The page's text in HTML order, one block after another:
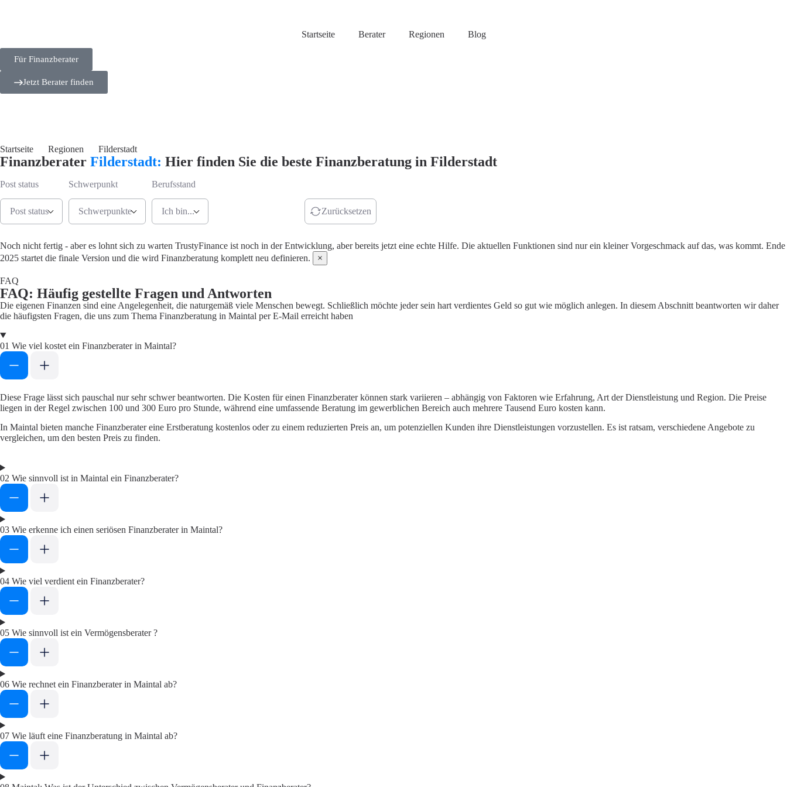
Startseite Berater Regionen Blog
Für Finanzberater
Jetzt Berater finden
Startseite Regionen Filderstadt
Finanzberater Filderstadt: Hier finden Sie die beste Finanzberatung in Filderstadt
Post status
Post status
Schwerpunkt
Schwerpunkte
Berufsstand
Ich bin... Zurücksetzen
Noch nicht fertig - aber es lohnt sich zu warten TrustyFinance ist noch in der Entwicklung, aber bereits jetzt eine echte Hilfe. Die aktuellen Funktionen sind nur ein kleiner Vorgeschmack auf das, was kommt. Ende
2025 startet die finale Version und die wird Finanzberatung komplett neu definieren.
×
FAQ
FAQ: Häufig gestellte Fragen und Antworten
Die eigenen Finanzen sind eine Angelegenheit, die naturgemäß viele Menschen bewegt. Schließlich möchte jeder sein hart verdientes Geld so gut wie möglich anlegen. In diesem Abschnitt beantworten wir daher
die häufigsten Fragen, die uns zum Thema Finanzberatung in Maintal per E-Mail erreicht haben
01 Wie viel kostet ein Finanzberater in Maintal?
Diese Frage lässt sich pauschal nur sehr schwer beantworten. Die Kosten für einen Finanzberater können stark variieren – abhängig von Faktoren wie Erfahrung, Art der Dienstleistung und Region. Die Preise
liegen in der Regel zwischen 100 und 300 Euro pro Stunde, während eine umfassende Beratung im gewerblichen Bereich auch mehrere Tausend Euro kosten kann.
In Maintal bieten manche Finanzberater eine Erstberatung kostenlos oder zu einem reduzierten Preis an, um potenziellen Kunden ihre Dienstleistungen vorzustellen. Es ist ratsam, verschiedene Angebote zu
vergleichen, um den besten Preis zu finden.
02 Wie sinnvoll ist in Maintal ein Finanzberater?
03 Wie erkenne ich einen seriösen Finanzberater in Maintal?
04 Wie viel verdient ein Finanzberater?
05 Wie sinnvoll ist ein Vermögensberater ?
06 Wie rechnet ein Finanzberater in Maintal ab?
07 Wie läuft eine Finanzberatung in Maintal ab?